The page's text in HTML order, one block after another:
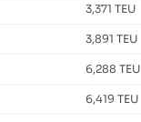
3,371 TEU
3,891 TEU
6,288 TEU
6,419 TEU